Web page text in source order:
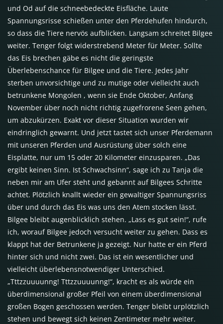
und Od auf die schneebedeckte Eisfläche. Laute
Spannungsrisse schießen unter den Pferdehufen hindurch,
so dass die Tiere nervös aufblicken. Langsam schreitet Bilgee
weiter. Tenger folgt widerstrebend Meter für Meter. Sollte
das Eis brechen gäbe es nicht die geringste
Überlebenschance für Bilgee und die Tiere. Jedes Jahr
sterben unvorsichtige und zu mutige oder vielleicht auch
betrunkene Mongolen , wenn sie Ende Oktober, Anfang
November über noch nicht richtig zugefrorene Seen gehen,
um abzukürzen. Exakt vor dieser Situation wurden wir
eindringlich gewarnt. Und jetzt tastet sich unser Pferdemann
mit unseren Pferden und Ausrüstung über solch eine
Eisplatte, nur um 15 oder 20 Kilometer einzusparen. „Das
ergibt keinen Sinn. Ist Schwachsinn“, sage ich zu Tanja die
neben mir am Ufer steht und gebannt auf Bilgees Schritte
achtet. Plötzlich knallt wieder ein gewaltiger Spannungsriss
über und durch das Eis was uns den Atem stocken lässt.
Bilgee bleibt augenblicklich stehen. „Lass es gut sein!“, rufe
ich, worauf Bilgee jedoch versucht weiter zu gehen. Dass es
klappt hat der Betrunkene ja gezeigt. Nur hatte er ein Pferd
hinter sich und nicht zwei. Das ist ein wesentlicher und
vielleicht überlebensnotwendiger Unterschied.
„Tttzzuuuunng! Tttzzuuuunng!“, kracht es als würde ein
überdimensional großer Pfeil von einem überdimensional
großen Bogen geschossen werden. Tenger bleibt urplötzlich
stehen und bewegt sich keinen Zentimeter mehr weiter.